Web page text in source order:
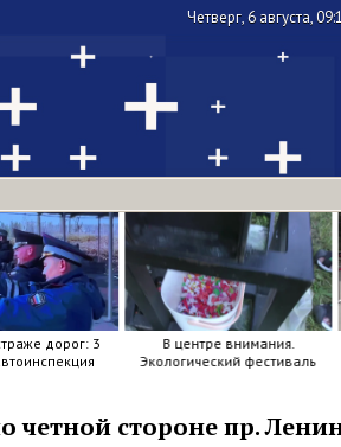
Четверг, 6 августа,
дорог: 3
В центре внимания.
Экологический фестиваль
стороне пр.